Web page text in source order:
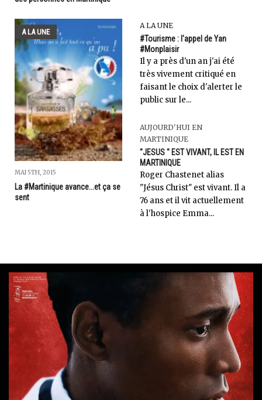
A LA UNE
MAI 5TH, 2015
La #Martinique avance...et ça se
sent
A LA UNE
#Tourisme : l'appel de Yan
#Monplaisir
Il y a près d'un an j'ai été
très vivement critiqué en
faisant le choix d'alerter le
public sur le...
AUJOURD'HUI EN
MARTINIQUE
"JESUS " EST VIVANT, IL EST EN
MARTINIQUE
Roger Chastenet alias
"Jésus Christ" est vivant. Il a
76 ans et il vit actuellement
à l'hospice Emma...